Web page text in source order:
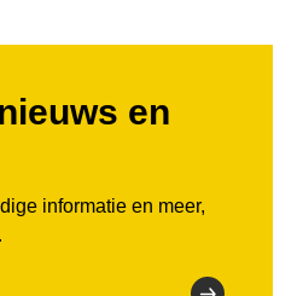
en
informatie en meer,